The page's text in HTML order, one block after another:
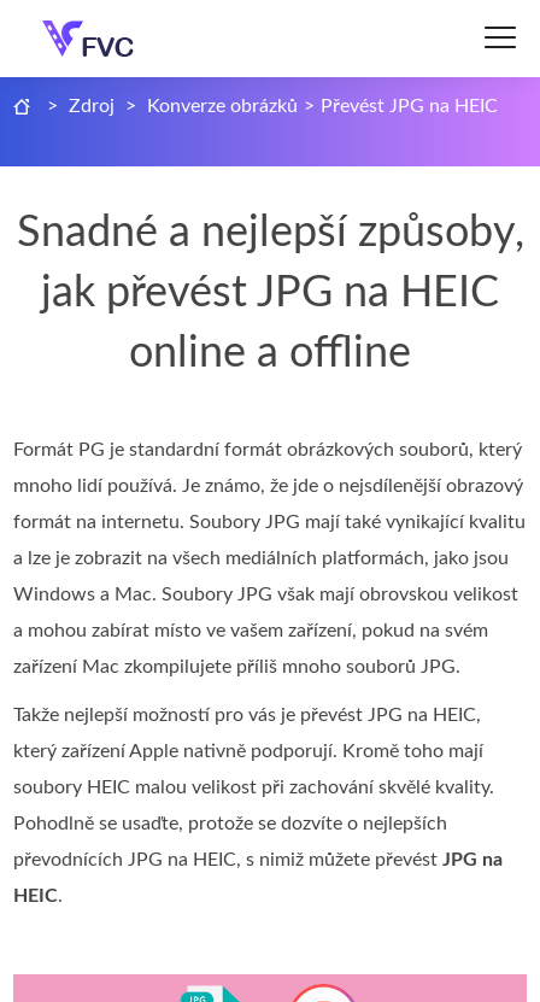
> Zdroj > Konverze obrázků > Převést JPG na HEIC
Snadné a nejlepší způsoby,
jak převést JPG na HEIC
online a offline
Formát PG je standardní formát obrázkových souborů, který
mnoho lidí používá. Je známo, že jde o nejsdílenější obrazový
formát na internetu. Soubory JPG mají také vynikající kvalitu
a lze je zobrazit na všech mediálních platformách, jako jsou
Windows a Mac. Soubory JPG však mají obrovskou velikost
a mohou zabírat místo ve vašem zařízení, pokud na svém
zařízení Mac zkompilujete příliš mnoho souborů JPG.
Takže nejlepší možností pro vás je převést JPG na HEIC,
který zařízení Apple nativně podporují. Kromě toho mají
soubory HEIC malou velikost při zachování skvělé kvality.
Pohodlně se usaďte, protože se dozvíte o nejlepších
převodnících JPG na HEIC, s nimiž můžete převéstJPG na
HEIC.